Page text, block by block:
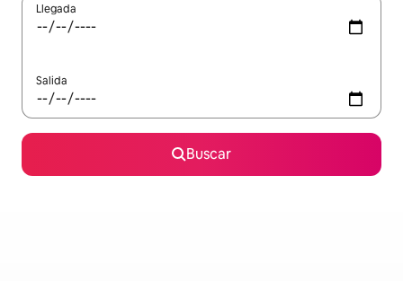
Llegada
Salida
Buscar